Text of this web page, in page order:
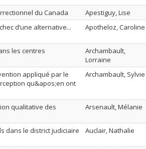
du Canada Apestiguy, Lise
d’une alternative...
Apotheloz, Caroline
les centres
Archambault,
Lorraine
appliqué par le
qu&apos;en ont
Archambault, Sylvie
qualitative des
Arsenault, Mélanie
dans le district judiciaire
Auclair, Nathalie